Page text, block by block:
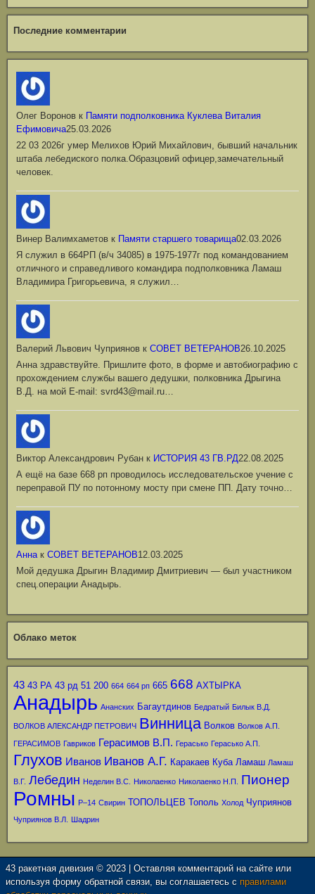
Последние комментарии
Олег Воронов к Памяти подполковника Куклева Виталия
Ефимовича25.03.2026
22 03 2026г умер Мелихов Юрий Михайлович, бывший начальник
штаба лебедиского полка.Образцовий офицер,замечательный
человек.
Винер Валимхаметов к Памяти старшего товарища02.03.2026
Я служил в 664РП (в/ч 34085) в 1975-1977г под командованием
отличного и справедливого командира подполковника Ламаш
Владимира Григорьевича, я служил…
Валерий Львович Чуприянов к СОВЕТ ВЕТЕРАНОВ26.10.2025
Анна здравствуйте. Пришлите фото, в форме и автобиографию с
прохождением службы вашего дедушки, полковника Дрыгина
В.Д. на мой Е-mail: svrd43@mail.ru…
Виктор Александрович Рубан к ИСТОРИЯ 43 ГВ.РД22.08.2025
А ещё на базе 668 рп проводилось исследовательское учение с
переправой ПУ по потонному мосту при смене ПП. Дату точно…
Аннак СОВЕТ ВЕТЕРАНОВ12.03.2025
Мой дедушка Дрыгин Владимир Дмитриевич — был участником
спец.операции Анадырь.
Облако меток
43 43 РА 43 рд 51 200 664 664 рп 665 668 АХТЫРКА
Анадырь Ананских Багаутдинов Бедратый Билык В.Д.
ВОЛКОВ АЛЕКСАНДР ПЕТРОВИЧ Винница Волков Волков А.П.
ГЕРАСИМОВ Гавриков Герасимов В.П. Герасько Герасько А.П.
Глухов Иванов Иванов А.Г. Каракаев Куба Ламаш Ламаш
В.Г. Лебедин Неделин В.С. Николаенко Николаенко Н.П. Пионер
Ромны Р–14 Свирин ТОПОЛЬЦЕВ Тополь Холод Чуприянов
Чуприянов В.Л. Шадрин
43 ракетная дивизия © 2023 | Оставляя комментарий на сайте или
используя форму обратной связи, вы соглашаетесь с правилами